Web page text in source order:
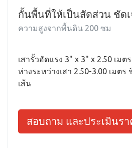
กั้นพื้นที่ให้เป็นสัดส่วน ชัด
ความสูงจากพื้นดิน 200 ซม
เสารั้วอัดแรง 3" x 3" x 2.50 เมต
ห่างระหว่างเสา 2.50-3.00 เมต
เส้น
สอบถาม และประเมินรา